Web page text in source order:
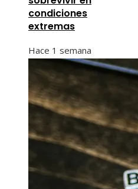
condiciones
extremas
Hace 1 semana